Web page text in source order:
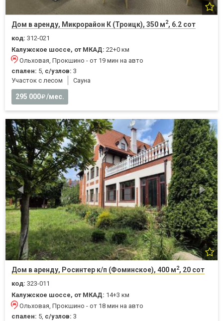
Дом в аренду, Микрорайон К (Троицк), 350 м2, 6.2 сот
код: 312-021
Калужское шоссе, от МКАД: 22+0 км
Ольховая, Прокшино - от 19 мин на авто
спален: 5, с/узлов: 3
Участок с лесом
Cауна
295 000 /мес.
Дом в аренду, Росинтер к/п (Фоминское), 400 м2, 20 сот
код: 323-011
Калужское шоссе, от МКАД: 14+3 км
Ольховая, Прокшино - от 18 мин на авто
спален: 5, с/узлов: 3